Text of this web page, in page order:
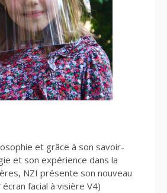
et grâce à son savoir-
et son expérience dans la
NZI présente son nouveau
facial à visière V4)